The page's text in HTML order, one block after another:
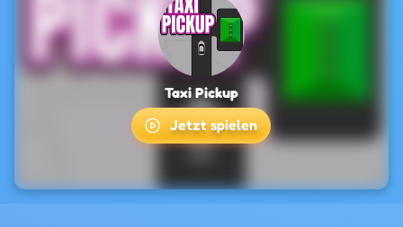
Taxi Pickup
Jetzt spielen